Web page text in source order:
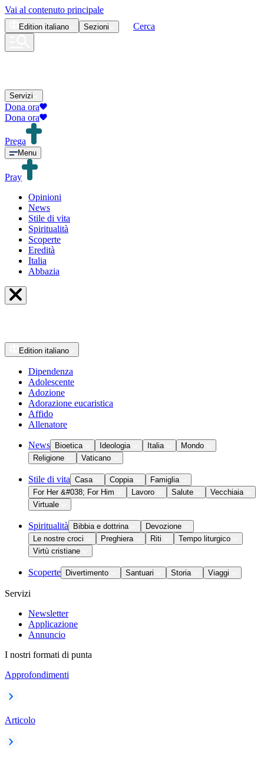
Vai al contenuto principale
Edition italiano Sezioni Cerca
Servizi
Dona ora
Dona ora
Prega
Menu
Pray
Opinioni
News
Stile di vita
Spiritualità
Scoperte
Eredità
Italia
Abbazia
Edition italiano
Dipendenza
Adolescente
Adozione
Adorazione eucaristica
Affido
Allenatore
News Bioetica Ideologia Italia
Mondo
Religione
Vaticano
Stile di vita Casa Coppia
Famiglia
For Her &#038; For Him
Lavoro Salute
Vecchiaia
Virtuale
Spiritualità Bibbia e dottrina
Devozione
Le nostre croci
Preghiera Riti
Tempo liturgico
Virtù cristiane
Scoperte Divertimento Santuari Storia Viaggi
Servizi
Newsletter
Applicazione
Annuncio
I nostri formati di punta
Approfondimenti
Articolo